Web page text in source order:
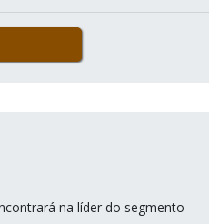
na líder do segmento